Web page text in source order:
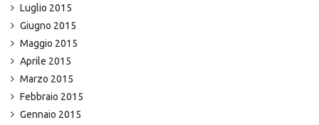
Luglio 2015
Giugno 2015
Maggio 2015
Aprile 2015
Marzo 2015
Febbraio 2015
Gennaio 2015